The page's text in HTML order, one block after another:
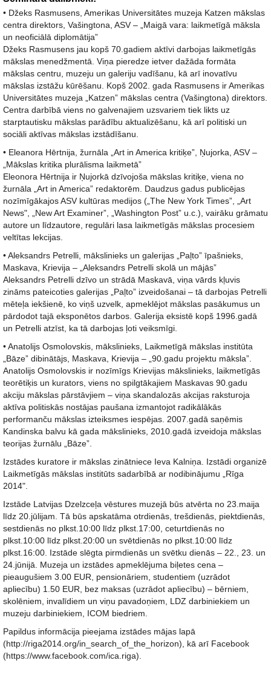
• Džeks Rasmusens, Amerikas Universitātes muzeja Katzen mākslas
centra direktors, Vašingtona, ASV – „Maigā vara: laikmetīgā māksla
un neoficiālā diplomātija”
Džeks Rasmusens jau kopš 70.gadiem aktīvi darbojas laikmetīgās
mākslas menedžmentā. Viņa pieredze ietver dažāda formāta
mākslas centru, muzeju un galeriju vadīšanu, kā arī inovatīvu
mākslas izstāžu kūrēšanu. Kopš 2002. gada Rasmusens ir Amerikas
Universitātes muzeja „Katzen” mākslas centra (Vašingtona) direktors.
Centra darbībā viens no galvenajiem uzsvariem tiek likts uz
starptautisku mākslas parādību aktualizēšanu, kā arī politiski un
sociāli aktīvas mākslas izstādīšanu.
• Eleanora Hērtnija, žurnāla „Art in America kritiķe”, Ņujorka, ASV –
„Mākslas kritika plurālisma laikmetā”
Eleonora Hērtnija ir Ņujorkā dzīvojoša mākslas kritiķe, viena no
žurnāla „Art in America” redaktorēm. Daudzus gadus publicējas
nozīmīgākajos ASV kultūras medijos („The New York Times”, „Art
News", „New Art Examiner”, „Washington Post” u.c.), vairāku grāmatu
autore un līdzautore, regulāri lasa laikmetīgās mākslas procesiem
veltītas lekcijas.
• Aleksandrs Petrelli, mākslinieks un galerijas „Paļto” īpašnieks,
Maskava, Krievija – „Aleksandrs Petrelli skolā un mājās”
Aleksandrs Petrelli dzīvo un strādā Maskavā, viņa vārds kļuvis
zināms pateicoties galerijas „Paļto” izveidošanai – tā darbojas Petrelli
mēteļa iekšienē, ko viņš uzvelk, apmeklējot mākslas pasākumus un
pārdodot tajā eksponētos darbos. Galerija eksistē kopš 1996.gadā
un Petrelli atzīst, ka tā darbojas ļoti veiksmīgi.
• Anatolijs Osmolovskis, mākslinieks, Laikmetīgā mākslas institūta
„Bāze” dibinātājs, Maskava, Krievija – „90.gadu projektu māksla”.
Anatolijs Osmolovskis ir nozīmīgs Krievijas mākslinieks, laikmetīgās
teorētiķis un kurators, viens no spilgtākajiem Maskavas 90.gadu
akciju mākslas pārstāvjiem – viņa skandalozās akcijas raksturoja
aktīva politiskās nostājas paušana izmantojot radikālākās
performanču mākslas izteiksmes iespējas. 2007.gadā saņēmis
Kandinska balvu kā gada mākslinieks, 2010.gadā izveidoja mākslas
teorijas žurnālu „Bāze”.
Izstādes kuratore ir mākslas zinātniece Ieva Kalniņa. Izstādi organizē
Laikmetīgās mākslas institūts sadarbībā ar nodibinājumu „Rīga
2014".
Izstāde Latvijas Dzelzceļa vēstures muzejā būs atvērta no 23.maija
līdz 20.jūlijam. Tā būs apskatāma otrdienās, trešdienās, piektdienās,
sestdienās no plkst.10:00 līdz plkst.17:00, ceturtdienās no
plkst.10:00 līdz plkst.20:00 un svētdienās no plkst.10:00 līdz
plkst.16:00. Izstāde slēgta pirmdienās un svētku dienās – 22., 23. un
24.jūnijā. Muzeja un izstādes apmeklējuma biļetes cena –
pieaugušiem 3.00 EUR, pensionāriem, studentiem (uzrādot
apliecību) 1.50 EUR, bez maksas (uzrādot apliecību) – bērniem,
skolēniem, invalīdiem un viņu pavadoņiem, LDZ darbiniekiem un
muzeju darbiniekiem, ICOM biedriem.
Papildus informācija pieejama izstādes mājas lapā
(http://riga2014.org/in_search_of_the_horizon), kā arī Facebook
(https://www.facebook.com/ica.riga).